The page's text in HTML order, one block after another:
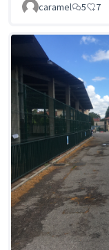
caramel 5 7